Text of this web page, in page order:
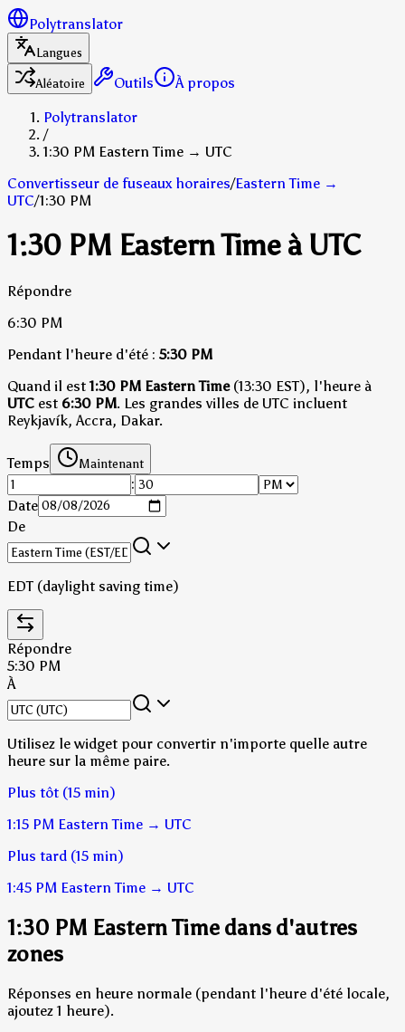
Polytranslator
Langues
Aléatoire
Outils
À propos
Polytranslator
/
1:30 PM Eastern Time → UTC
Convertisseur de fuseaux horaires/Eastern Time →
UTC/1:30 PM
1:30 PM Eastern Time à UTC
Répondre
6:30 PM
Pendant l'heure d'été : 5:30 PM
Quand il est1:30 PM Eastern Time(13:30 EST), l'heure à
UTC est 6:30 PM. Les grandes villes de UTC incluent
Reykjavík, Accra, Dakar.
Temps Maintenant
:
Date
De
EDT (daylight saving time)
Répondre
5:30 PM
À
Utilisez le widget pour convertir n'importe quelle autre
heure sur la même paire.
Plus tôt (15 min)
1:15 PM Eastern Time → UTC
Plus tard (15 min)
1:45 PM Eastern Time → UTC
1:30 PM Eastern Time dans d'autres
zones
Réponses en heure normale (pendant l'heure d'été locale,
ajoutez 1 heure).